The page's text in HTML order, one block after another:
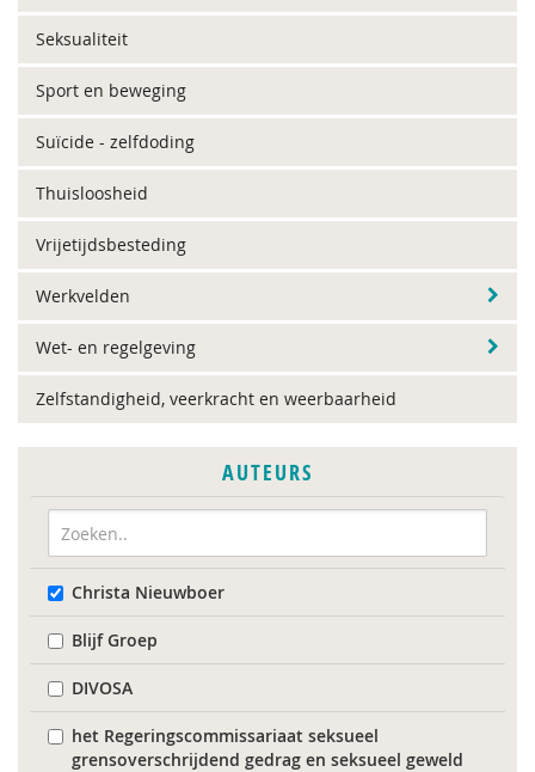
Seksualiteit
Sport en beweging
Suïcide - zelfdoding
Thuisloosheid
Vrijetijdsbesteding
Werkvelden
Wet- en regelgeving
Zelfstandigheid, veerkracht en weerbaarheid
AUTEURS
Christa Nieuwboer
Blijf Groep
DIVOSA
het Regeringscommissariaat seksueel
grensoverschrijdend gedrag en seksueel geweld